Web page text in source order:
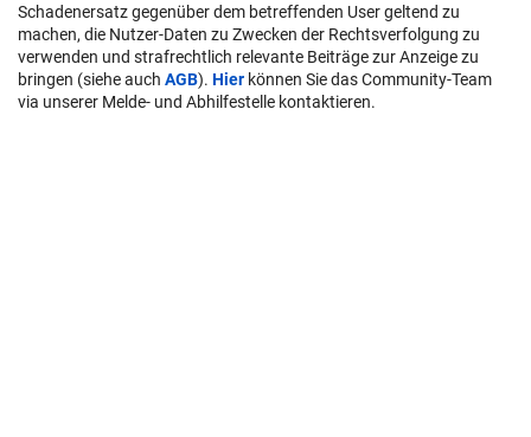
Schadenersatz gegenüber dem betreffenden User geltend zu
machen, die Nutzer-Daten zu Zwecken der Rechtsverfolgung zu
verwenden und strafrechtlich relevante Beiträge zur Anzeige zu
bringen (siehe auch AGB). Hier können Sie das Community-Team
via unserer Melde- und Abhilfestelle kontaktieren.